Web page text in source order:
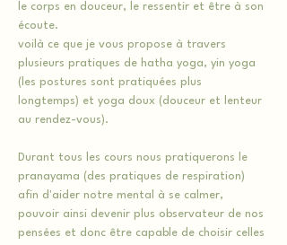
le corps en douceur, le ressentir et être à son
écoute.
voilà ce que je vous propose à travers
plusieurs pratiques de hatha yoga, yin yoga
(les postures sont pratiquées plus
longtemps) et yoga doux (douceur et lenteur
au rendez-vous).
Durant tous les cours nous pratiquerons le
pranayama (des pratiques de respiration)
afin d'aider notre mental à se calmer,
pouvoir ainsi devenir plus observateur de nos
pensées et donc être capable de choisir celles